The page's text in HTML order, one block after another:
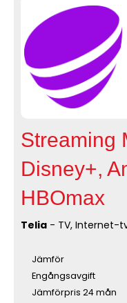
Streaming
Disney+,
HBOmax
Telia - TV, Internet-
Jämför
Engångsavgift
Jämförpris 24 mån